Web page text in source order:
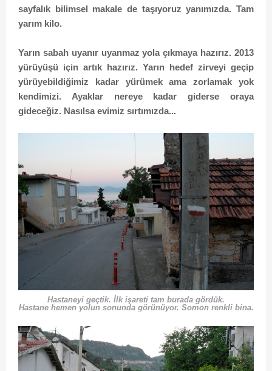
sayfalık bilimsel makale de taşıyoruz yanımızda. Tam
yarım kilo.
Yarın sabah uyanır uyanmaz yola çıkmaya hazırız. 2013
yürüyüşü için artık hazırız. Yarın hedef zirveyi geçip
yürüyebildiğimiz kadar yürümek ama zorlamak yok
kendimizi. Ayaklar nereye kadar giderse oraya
gideceğiz. Nasılsa evimiz sırtımızda...
Hastaneyi geçtik. İlk işareti tam burada gördük.
Hastane hemen yolun sonunda görünüyor. Somon renkli bina.